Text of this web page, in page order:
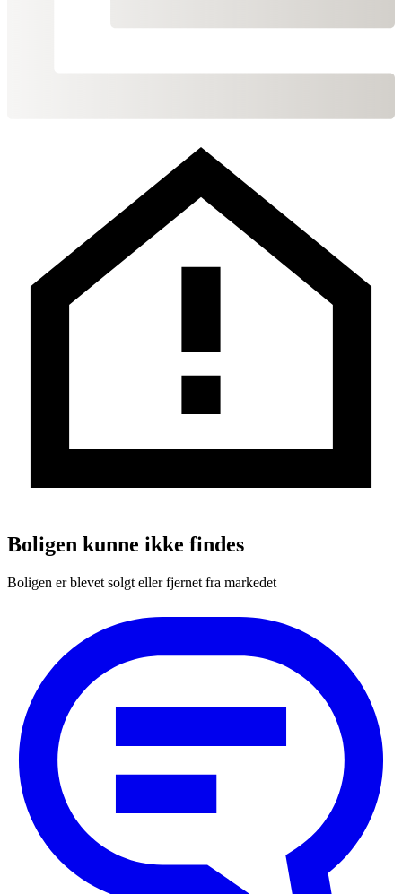
Boligen kunne ikke findes
Boligen er blevet solgt eller fjernet fra markedet